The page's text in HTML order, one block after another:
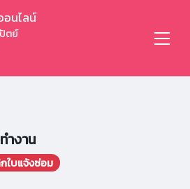
นไลน์
ตย์
ำงาน
ใบแจ้งซ่อม